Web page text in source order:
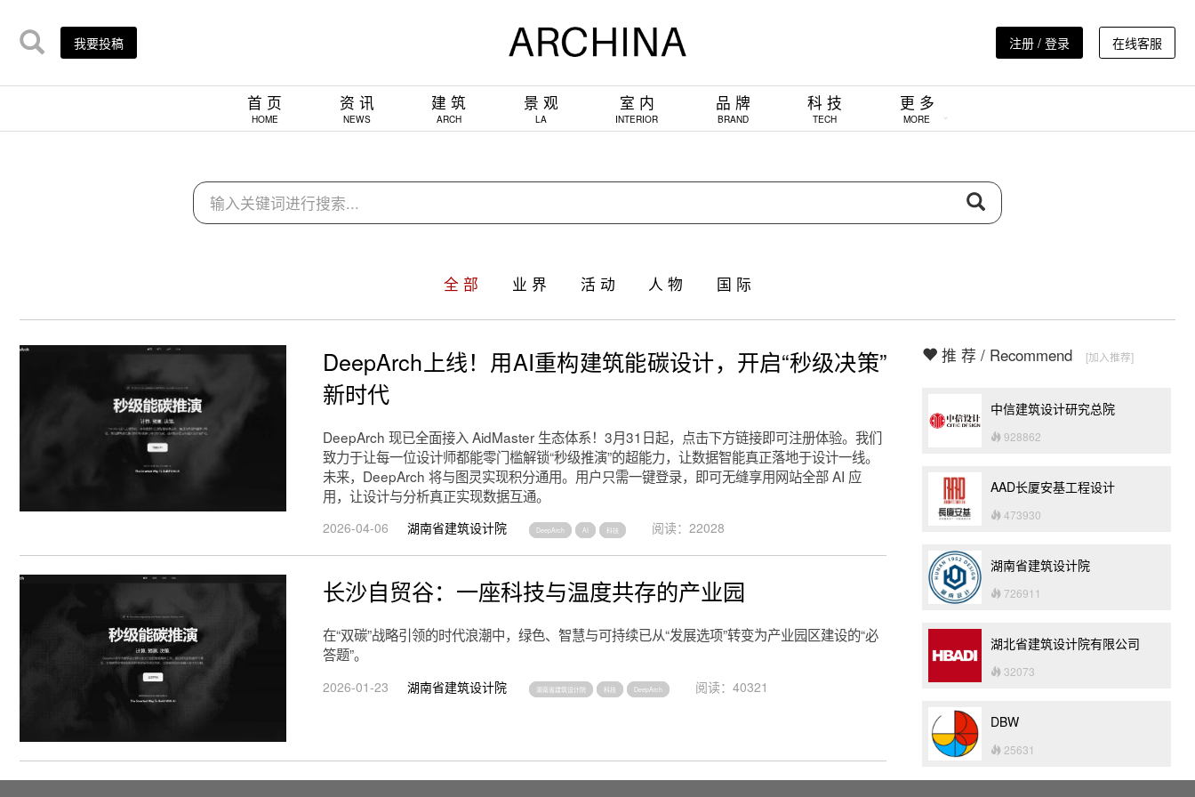
我要投稿 注册 / 登录 在线客服
首 页
HOME
资 讯
NEWS
建 筑
ARCH
景 观
LA
室 内
INTERIOR
品 牌
BRAND
科 技
TECH
更 多
MORE
全 部 业 界 活 动 人 物 国 际
DeepArch上线！用AI重构建筑能碳设计，开启“秒级决策”
新时代
​DeepArch 现已全面接入 AidMaster 生态体系！3月31日起，点击下方链接即可注册体验。我们
致力于让每一位设计师都能零门槛解锁“秒级推演”的超能力，让数据智能真正落地于设计一线。
未来，DeepArch 将与图灵实现积分通用。用户只需一键登录，即可无缝享用网站全部 AI 应
用，让设计与分析真正实现数据互通。
2026-04-06 湖南省建筑设计院 DeepArch AI 科技 阅读：22028
长沙自贸谷：一座科技与温度共存的产业园
在“双碳”战略引领的时代浪潮中，绿色、智慧与可持续已从“发展选项”转变为产业园区建设的“必
答题”。
2026-01-23 湖南省建筑设计院 湖南省建筑设计院 科技 DeepArch 阅读：40321
推 荐 / Recommend [加入推荐]
中信建筑设计研究总院
928862
AAD长厦安基工程设计
473930
湖南省建筑设计院
726911
湖北省建筑设计院有限公司
32073
DBW
25631